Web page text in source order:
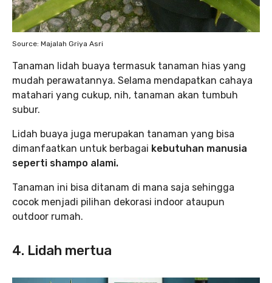
Source: Majalah Griya Asri
Tanaman lidah buaya termasuk tanaman hias yang
mudah perawatannya. Selama mendapatkan cahaya
matahari yang cukup, nih, tanaman akan tumbuh
subur.
Lidah buaya juga merupakan tanaman yang bisa
dimanfaatkan untuk berbagai kebutuhan manusia
seperti shampo alami.
Tanaman ini bisa ditanam di mana saja sehingga
cocok menjadi pilihan dekorasi indoor ataupun
outdoor rumah.
4. Lidah mertua